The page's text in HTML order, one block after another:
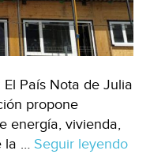
País Nota de Julia
propone
energía, vivienda,
la … Seguir leyendo